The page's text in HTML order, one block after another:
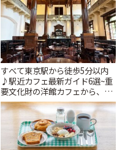
すべて東京駅から徒歩5分以内
♪駅近カフェ最新ガイド6選~重
要文化財の洋館カフェから、改
札すぐのレトロ喫茶まで~ | こと
りっぷ